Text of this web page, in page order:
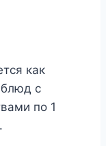
как
блюд с
по 1